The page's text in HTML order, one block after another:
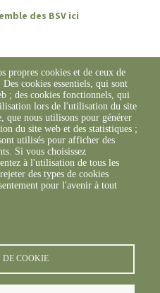
des BSV ici
-Mentions légales
propres cookies et de ceux de
cookies essentiels, qui sont
; des cookies fonctionnels, qui
lors de l'utilisation du site
que nous utilisons pour générer
du site web et des statistiques ;
utilisés pour afficher des
Si vous choisissez
à l'utilisation de tous les
des types de cookies
pour l'avenir à tout
DE COOKIE